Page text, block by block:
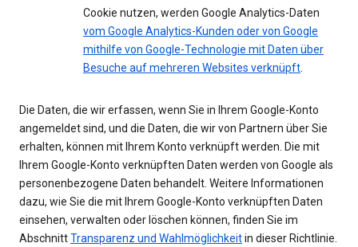
Cookie nutzen, werden Google Analytics-Daten
vom Google Analytics-Kunden oder von Google
mithilfe von Google-Technologie mit Daten über
Besuche auf mehreren Websites verknüpft.
Die Daten, die wir erfassen, wenn Sie in Ihrem Google-Konto
angemeldet sind, und die Daten, die wir von Partnern über Sie
erhalten, können mit Ihrem Konto verknüpft werden. Die mit
Ihrem Google-Konto verknüpften Daten werden von Google als
personenbezogene Daten behandelt. Weitere Informationen
dazu, wie Sie die mit Ihrem Google-Konto verknüpften Daten
einsehen, verwalten oder löschen können, finden Sie im
AbschnittTransparenz und Wahlmöglichkeitin dieser Richtlinie.